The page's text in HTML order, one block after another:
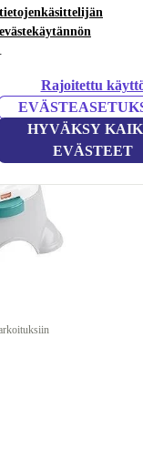
tietojenkäsittelijän
evästekäytännön
.
Rajoitettu
HYVÄKSY
EVÄSTEET